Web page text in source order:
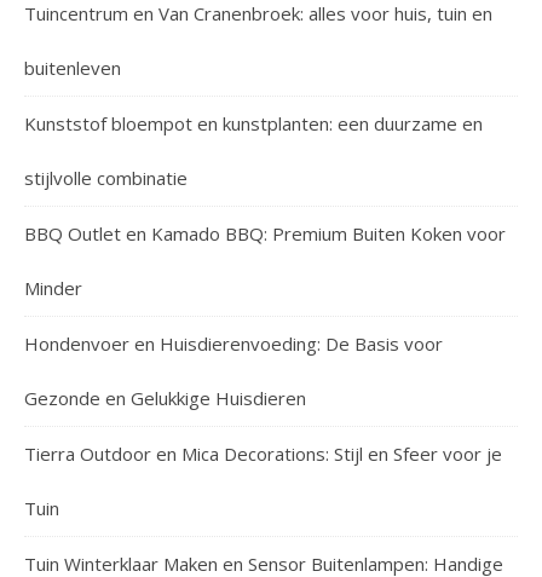
Tuincentrum en Van Cranenbroek: alles voor huis, tuin en
buitenleven
Kunststof bloempot en kunstplanten: een duurzame en
stijlvolle combinatie
BBQ Outlet en Kamado BBQ: Premium Buiten Koken voor
Minder
Hondenvoer en Huisdierenvoeding: De Basis voor
Gezonde en Gelukkige Huisdieren
Tierra Outdoor en Mica Decorations: Stijl en Sfeer voor je
Tuin
Tuin Winterklaar Maken en Sensor Buitenlampen: Handige